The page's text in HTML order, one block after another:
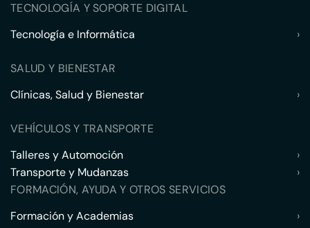
TECNOLOGÍA Y SOPORTE DIGITAL
Tecnología e Informática
›
SALUD Y BIENESTAR
Clínicas, Salud y Bienestar
›
VEHÍCULOS Y TRANSPORTE
Talleres y Automoción
›
Transporte y Mudanzas
›
FORMACIÓN, AYUDA Y OTROS SERVICIOS
Formación y Academias
›